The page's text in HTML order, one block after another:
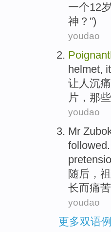
一个12岁
神？”)
youdao
helmet,
让人沉痛
片 ，那
youdao
Mr
随后，祖
长而痛苦
youdao
更多双语